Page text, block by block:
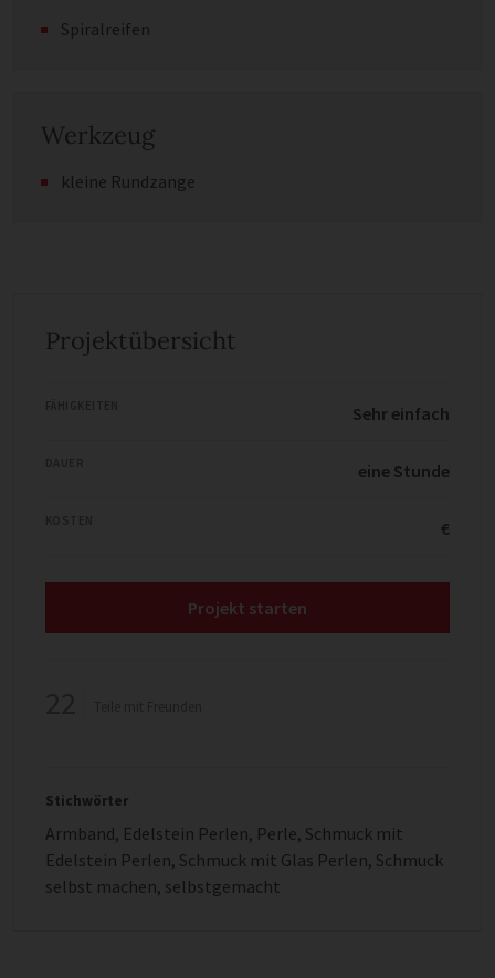
Spiralreifen
Werkzeug
kleine Rundzange
Projektübersicht
Sehr einfach
eine Stunde
€
Projekt starten
Stichwörter
Armband, Edelstein Perlen, Perle, Schmuck mit
Edelstein Perlen, Schmuck mit Glas Perlen, Schmuck
selbst machen, selbstgemacht